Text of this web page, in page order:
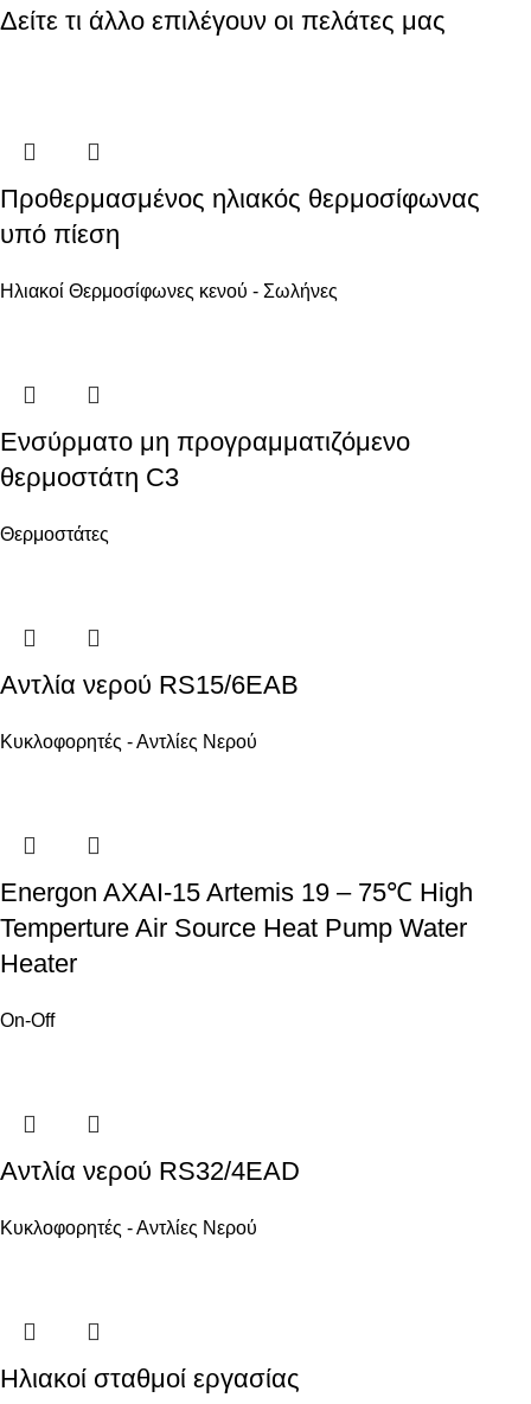
Δείτε τι άλλο επιλέγουν οι πελάτες μας
Προθερμασμένος ηλιακός θερμοσίφωνας
υπό πίεση
Ηλιακοί Θερμοσίφωνες κενού - Σωλήνες
Ενσύρματο μη προγραμματιζόμενο
θερμοστάτη C3
Θερμοστάτες
Αντλία νερού RS15/6EAB
Κυκλοφορητές - Αντλίες Νερού
Energon AXAI-15 Artemis 19 – 75℃ High
Temperture Air Source Heat Pump Water
Heater
On-Off
Αντλία νερού RS32/4EAD
Κυκλοφορητές - Αντλίες Νερού
Ηλιακοί σταθμοί εργασίας